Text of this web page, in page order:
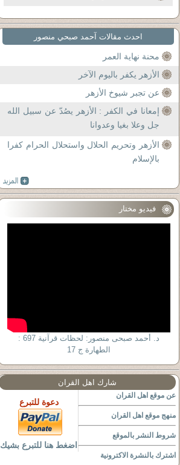
احدث مقالات آحمد صبحي منصور
محنة نهاية العمر
الأزهر يكفر باليوم الآخر
عن تجبر شيوخ الأزهر
إمعانا في الكفر : الأزهر يصُدّ عن سبيل الله
جل وعلا بغيا وعدوانا
الأزهر وتحريم الحلال واستحلال الحرام كفرا
بالإسلام
فيديو مختار
د. أحمد صبحى منصور: لحظات قرآنية 697 :
الطهارة ج 17
شارك اهل القران
عن موقع اهل القران
منهج موقع اهل القران
شروط النشر بالموقع
اشترك بالنشرة الاكترونية
دعوة للتبرع
اضغط هنا للتبرع بشيك